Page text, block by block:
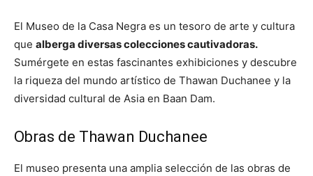
El Museo de la Casa Negra es un tesoro de arte y cultura
que alberga diversas colecciones cautivadoras.
Sumérgete en estas fascinantes exhibiciones y descubre
la riqueza del mundo artístico de Thawan Duchanee y la
diversidad cultural de Asia en Baan Dam.
Obras de Thawan Duchanee
El museo presenta una amplia selección de las obras de